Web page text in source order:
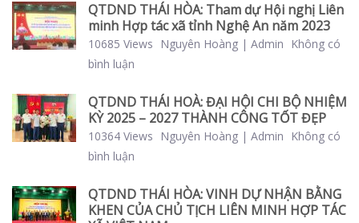
QTDND THÁI HÒA: Tham dự Hội nghị Liên
minh Hợp tác xã tỉnh Nghệ An năm 2023
10685 Views Nguyên Hoàng | Admin
Không có
bình luận
QTDND THÁI HOÀ: ĐẠI HỘI CHI BỘ NHIỆM
KỲ 2025 – 2027 THÀNH CÔNG TỐT ĐẸP
10364 Views Nguyên Hoàng | Admin
Không có
bình luận
QTDND THÁI HÒA: VINH DỰ NHẬN BẰNG
KHEN CỦA CHỦ TỊCH LIÊN MINH HỢP TÁC